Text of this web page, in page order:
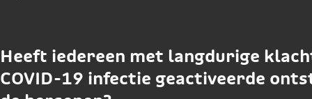
Heeft iedereen met langdurige
COVID-19 infectie geactiveerde